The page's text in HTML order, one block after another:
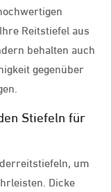
Reitstiefel aus
behalten auch
gegenüber
Stiefeln für
um
Dicke